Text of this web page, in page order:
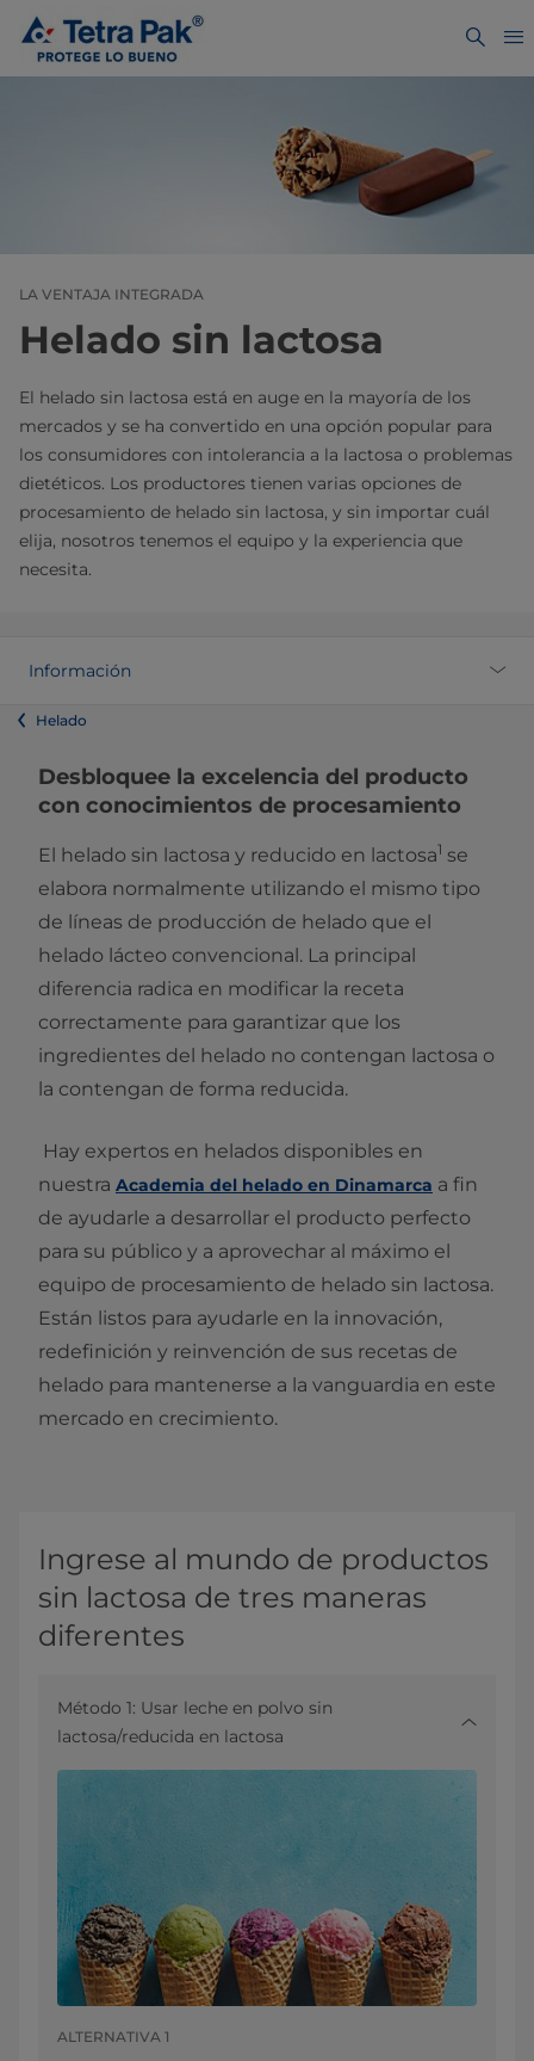
LA VENTAJA INTEGRADA
Helado sin lactosa
El helado sin lactosa está en auge en la mayoría de los
mercados y se ha convertido en una opción popular para
los consumidores con intolerancia a la lactosa o problemas
dietéticos. Los productores tienen varias opciones de
procesamiento de helado sin lactosa, y sin importar cuál
elija, nosotros tenemos el equipo y la experiencia que
necesita.
Información
Helado
Desbloquee la excelencia del producto
con conocimientos de procesamiento
El helado sin lactosa y reducido en lactosa1 se
elabora normalmente utilizando el mismo tipo
de líneas de producción de helado que el
helado lácteo convencional. La principal
diferencia radica en modificar la receta
correctamente para garantizar que los
ingredientes del helado no contengan lactosa o
la contengan de forma reducida.
Hay expertos en helados disponibles en
nuestra Academia del helado en Dinamarca a fin
de ayudarle a desarrollar el producto perfecto
para su público y a aprovechar al máximo el
equipo de procesamiento de helado sin lactosa.
Están listos para ayudarle en la innovación,
redefinición y reinvención de sus recetas de
helado para mantenerse a la vanguardia en este
mercado en crecimiento.
Ingrese al mundo de productos
sin lactosa de tres maneras
diferentes
Método 1: Usar leche en polvo sin
lactosa/reducida en lactosa
ALTERNATIVA 1